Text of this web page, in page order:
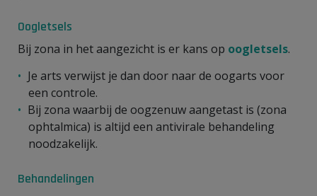
Oogletsels
Bij zona in het aangezicht is er kans op oogletsels.
Je arts verwijst je dan door naar de oogarts voor
een controle.
Bij zona waarbij de oogzenuw aangetast is (zona
ophtalmica) is altijd een antivirale behandeling
noodzakelijk.
Behandelingen